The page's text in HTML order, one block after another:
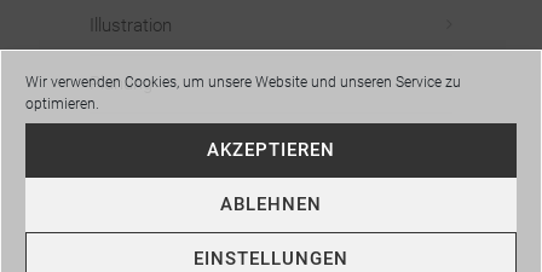
Wir verwenden Cookies, um unsere Website und unseren Service zu
optimieren.
AKZEPTIEREN
ABLEHNEN
EINSTELLUNGEN
Illustration
Planung